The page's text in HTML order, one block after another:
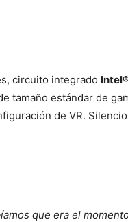
circuito integrado
tamaño estándar de
de VR.
que era el